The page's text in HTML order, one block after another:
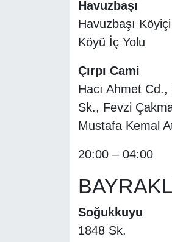
Havuzbaşı
Havuzbaşı
Köyü İç Yolu
Çırpı Cami
Hacı Ahmet
Sk., Fevzi
Mustafa Kemal
20:00 – 04:00
Soğukkuyu
1848 Sk.